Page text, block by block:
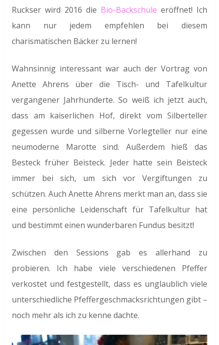
Ruckser wird 2016 die Bio-Backschule eröffnet! Ich
kann nur jedem empfehlen bei diesem
charismatischen Bäcker zu lernen!
Wahnsinnig interessant war auch der Vortrag von
Anette Ahrens über die Tisch- und Tafelkultur
vergangener Jahrhunderte. So weiß ich jetzt auch,
dass am kaiserlichen Hof, direkt vom Silberteller
gegessen wurde und silberne Vorlegteller nur eine
neumoderne Marotte sind. Außerdem hieß das
Besteck früher Beisteck. Jeder hatte sein Beisteck
immer bei sich, um sich vor Vergiftungen zu
schützen. Auch Anette Ahrens merkt man an, dass sie
eine persönliche Leidenschaft für Tafelkultur hat
und bestimmt einen wunderbaren Fundus besitzt!
Zwischen den Sessions gab es allerhand zu
probieren. Ich habe viele verschiedenen Pfeffer
verkostet und festgestellt, dass es unglaublich viele
unterschiedliche Pfeffergeschmacksrichtungen gibt –
noch mehr als ich zu kenne dachte.